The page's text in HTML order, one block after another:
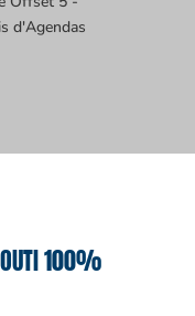
d'Agendas
100%